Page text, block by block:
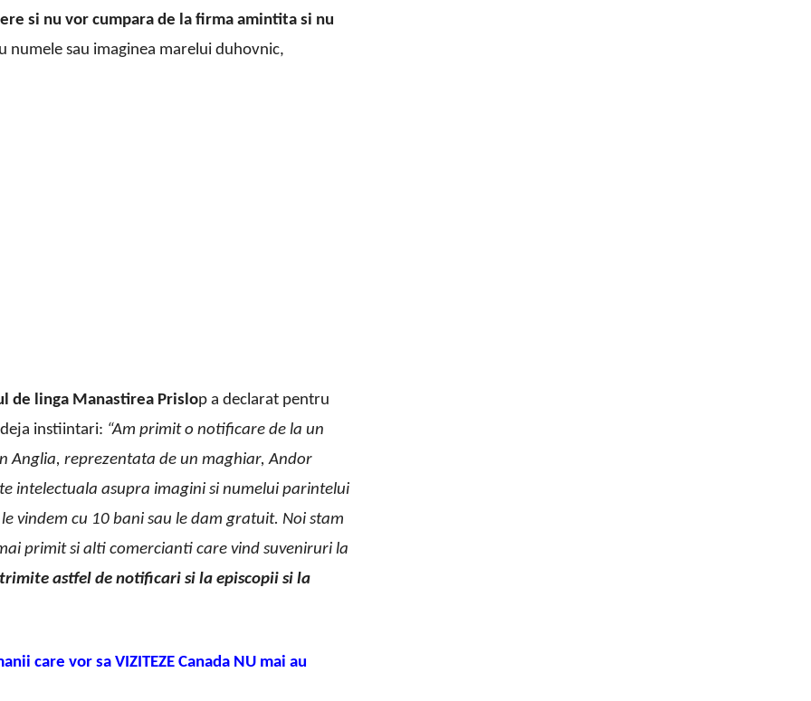
si nu vor cumpara de la firma amintita si nu
numele sau imaginea marelui duhovnic,
de linga Manastirea Prislop a declarat pentru
instiintari: “Am primit o notificare de la un
Anglia, reprezentata de un maghiar, Andor
intelectuala asupra imagini si numelui parintelui
vindem cu 10 bani sau le dam gratuit. Noi stam
primit si alti comercianti care vind suveniruri la
astfel de notificari si la episcopii si la
care vor sa VIZITEZE Canada NU mai au